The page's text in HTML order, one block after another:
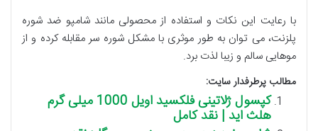
با رعایت این نکات و استفاده از محصولی مانند شامپو ضد شوره
پلزنت، می توان به طور موثری با مشکل شوره سر مقابله کرده و از
موهایی سالم و زیبا لذت برد.
مطالب پرطرفدار سایت:
کپسول ژلاتینی فلکسید اویل 1000 میلی گرم
هلث اید | نقد کامل